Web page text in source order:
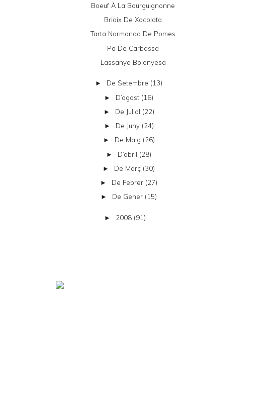
Boeuf À La Bourguignonne
Brioix De Xocolata
Tarta Normanda De Pomes
Pa De Carbassa
Lassanya Bolonyesa
► De Setembre (13)
► D’agost (16)
► De Juliol (22)
► De Juny (24)
► De Maig (26)
► D’abril (28)
► De Març (30)
► De Febrer (27)
► De Gener (15)
► 2008 (91)